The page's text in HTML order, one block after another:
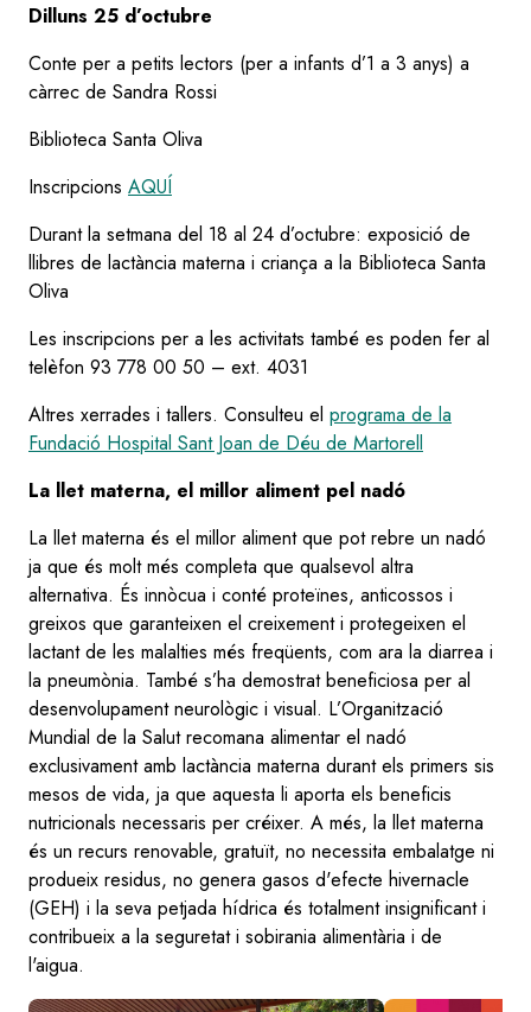
Dilluns 25 d’octubre
Conte per a petits lectors (per a infants d’1 a 3 anys) a
càrrec de Sandra Rossi
Biblioteca Santa Oliva
Inscripcions AQUÍ
Durant la setmana del 18 al 24 d’octubre: exposició de
llibres de lactància materna i criança a la Biblioteca Santa
Oliva
Les inscripcions per a les activitats també es poden fer al
telèfon 93 778 00 50 – ext. 4031
Altres xerrades i tallers. Consulteu el programa de la
Fundació Hospital Sant Joan de Déu de Martorell
La llet materna, el millor aliment pel nadó
La llet materna és el millor aliment que pot rebre un nadó
ja que és molt més completa que qualsevol altra
alternativa. És innòcua i conté proteïnes, anticossos i
greixos que garanteixen el creixement i protegeixen el
lactant de les malalties més freqüents, com ara la diarrea i
la pneumònia. També s’ha demostrat beneficiosa per al
desenvolupament neurològic i visual. L’Organització
Mundial de la Salut recomana alimentar el nadó
exclusivament amb lactància materna durant els primers sis
mesos de vida, ja que aquesta li aporta els beneficis
nutricionals necessaris per créixer. A més, la llet materna
és un recurs renovable, gratuït, no necessita embalatge ni
produeix residus, no genera gasos d'efecte hivernacle
(GEH) i la seva petjada hídrica és totalment insignificant i
contribueix a la seguretat i sobirania alimentària i de
l'aigua.